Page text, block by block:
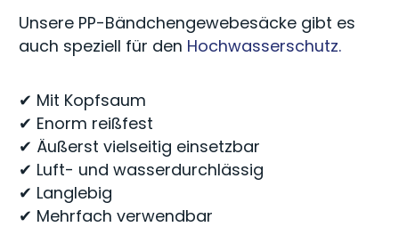
Unsere PP-Bändchengewebesäcke gibt es
auch speziell für den Hochwasserschutz.
✔ Mit Kopfsaum
✔ Enorm reißfest
✔ Äußerst vielseitig einsetzbar
✔ Luft- und wasserdurchlässig
✔ Langlebig
✔ Mehrfach verwendbar